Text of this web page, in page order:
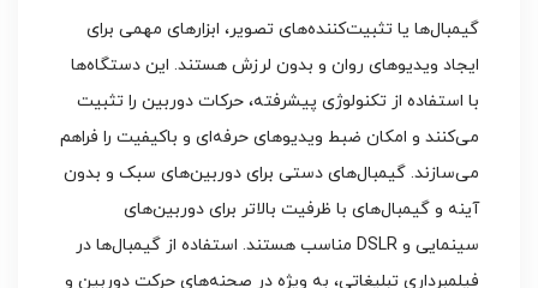
گیمبال‌ها یا تثبیت‌کننده‌های تصویر، ابزارهای مهمی برای
ایجاد ویدیوهای روان و بدون لرزش هستند. این دستگاه‌ها
با استفاده از تکنولوژی پیشرفته، حرکات دوربین را تثبیت
می‌کنند و امکان ضبط ویدیوهای حرفه‌ای و باکیفیت را فراهم
می‌سازند. گیمبال‌های دستی برای دوربین‌های سبک و بدون
آینه و گیمبال‌های با ظرفیت بالاتر برای دوربین‌های
سینمایی و DSLR مناسب هستند. استفاده از گیمبال‌ها در
فیلمبرداری تبلیغاتی، به ویژه در صحنه‌های حرکت دوربین و